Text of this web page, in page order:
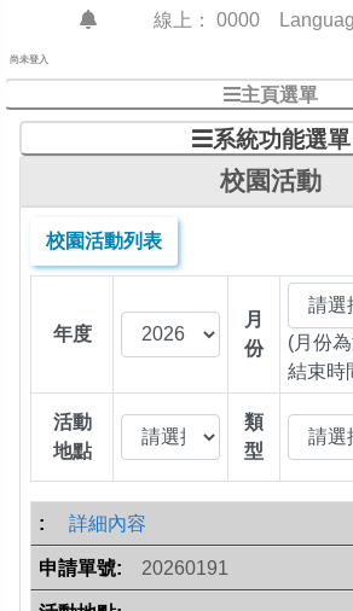
尚未登入
主頁選單
線上： 0000
系統功能選單
校園活動
校園活動列表
年度
月
份
(月份
結束時
活動
地點
類
型
詳細內容
20260191